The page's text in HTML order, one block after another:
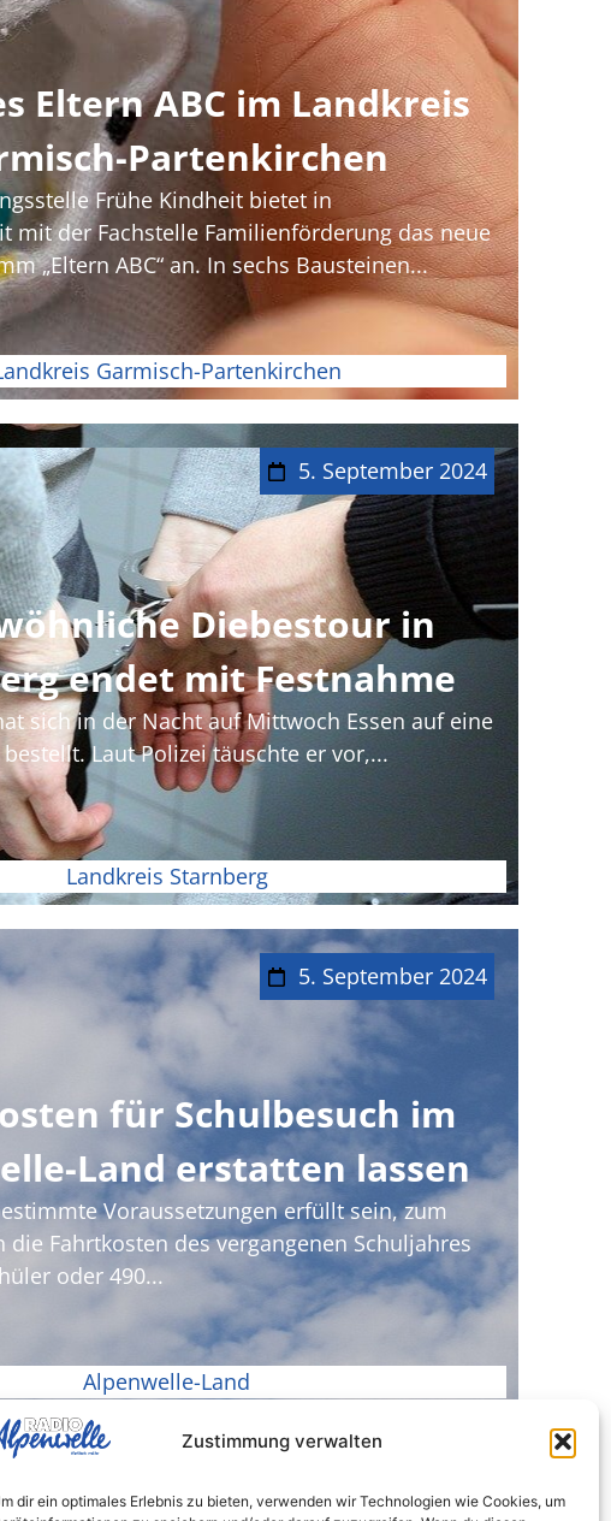
Zustimmung verwalten
dir ein optimales Erlebnis zu bieten, verwenden wir Technologien wie Cookies, um
Eltern ABC im Landkreis
Partenkirchen
Frühe Kindheit bietet in
mit der Fachstelle Familienförderung das neue
„Eltern ABC“ an. In sechs Bausteinen...
Garmisch-Partenkirchen
5. September 2024
Diebestour in
endet mit Festnahme
sich in der Nacht auf Mittwoch Essen auf eine
Laut Polizei täuschte er vor,...
Landkreis Starnberg
5. September 2024
für Schulbesuch im
Land erstatten lassen
Voraussetzungen erfüllt sein, zum
die Fahrtkosten des vergangenen Schuljahres
oder 490...
Alpenwelle-Land